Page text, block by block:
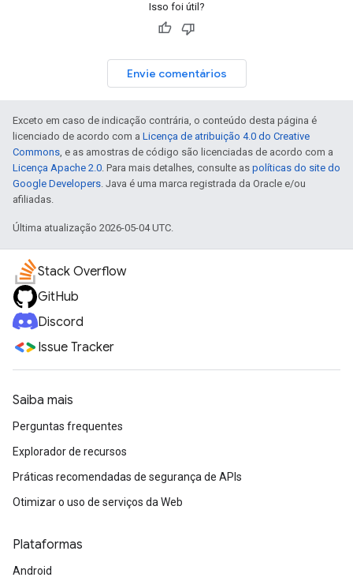
Isso foi útil?
Envie comentários
Exceto em caso de indicação contrária, o conteúdo desta página é
licenciado de acordo com a Licença de atribuição 4.0 do Creative
Commons, e as amostras de código são licenciadas de acordo com a
Licença Apache 2.0. Para mais detalhes, consulte as políticas do site do
Google Developers. Java é uma marca registrada da Oracle e/ou
afiliadas.
Última atualização 2026-05-04 UTC.
Stack Overflow
GitHub
Discord
Issue Tracker
Saiba mais
Perguntas frequentes
Explorador de recursos
Práticas recomendadas de segurança de APIs
Otimizar o uso de serviços da Web
Plataformas
Android